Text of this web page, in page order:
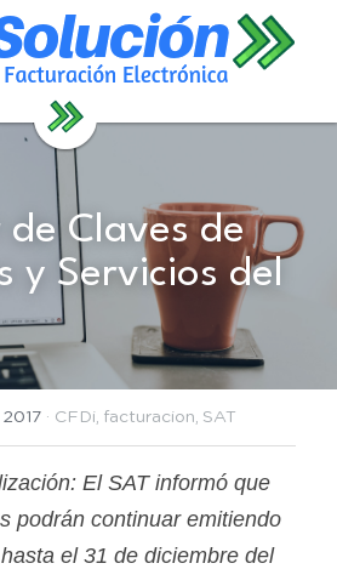
de Claves de
y Servicios del
· CFDi, facturacion, SAT
El SAT informó que
podrán continuar emitiendo
el 31 de diciembre del
DE LA TIENDA